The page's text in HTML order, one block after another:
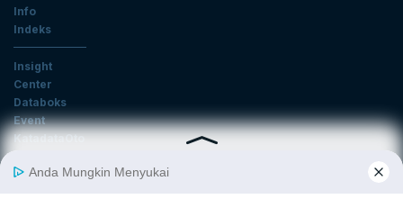
Info
Indeks
Insight
Center
Databoks
Event
KatadataOto